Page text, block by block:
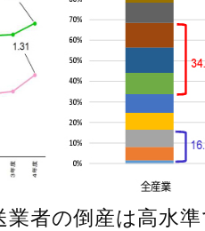
者の倒産は高水